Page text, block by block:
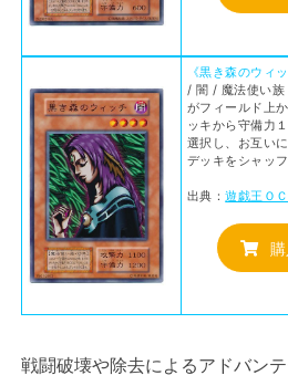
《黒き森のウィッ
/ 闇 / 魔法使い
がフィールド上
ッキから守備力
選択し、お互い
デッキをシャッフ
出典：遊戯王Ｏ
戦闘破壊や除去によるアドバン